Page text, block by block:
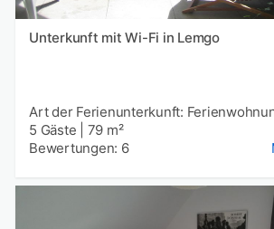
Unterkunft mit Wi-Fi in Lemgo
Art der Ferienunterkunft:
5 Gäste
79 m²
Bewertungen: 6